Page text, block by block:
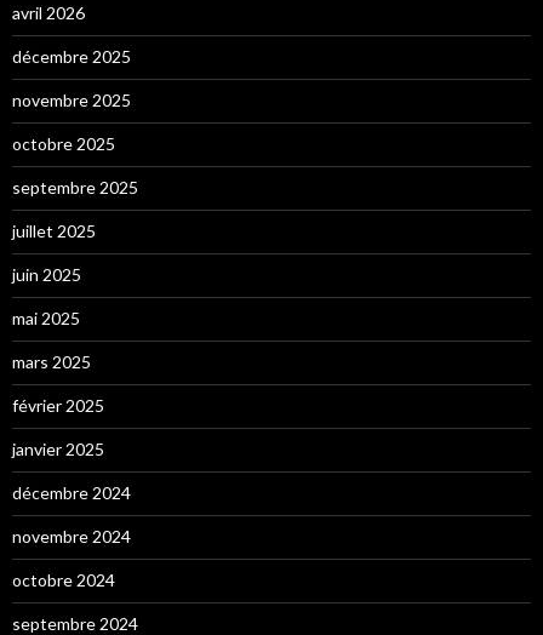
avril 2026
décembre 2025
novembre 2025
octobre 2025
septembre 2025
juillet 2025
juin 2025
mai 2025
mars 2025
février 2025
janvier 2025
décembre 2024
novembre 2024
octobre 2024
septembre 2024